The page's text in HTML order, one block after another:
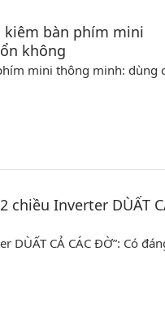
kiêm bàn phím mini
không
mini thông minh: dùng
Inverter DÙẤT
CẢ CÁC ĐỜ”: Có